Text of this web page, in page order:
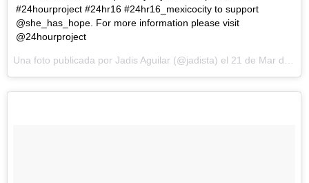
#24hourproject #24hr16 #24hr16_mexicocity to support
@she_has_hope. For more information please visit
@24hourproject
Una foto publicada por Jadis Aguilar (@jadista) el 21 de Mar de 2016 a la(s) 3:46 PDT